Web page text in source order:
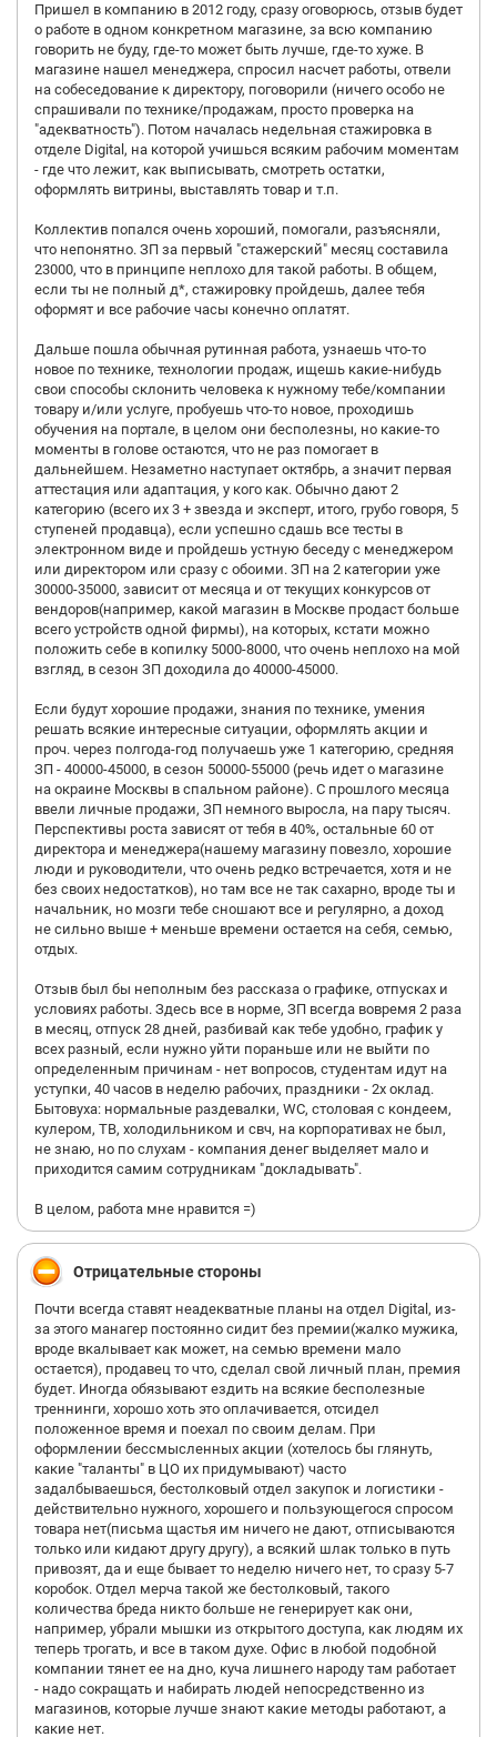
Пришел в компанию в 2012 году, сразу оговорюсь, отзыв будет
о работе в одном конкретном магазине, за всю компанию
говорить не буду, где-то может быть лучше, где-то хуже. В
магазине нашел менеджера, спросил насчет работы, отвели
на собеседование к директору, поговорили (ничего особо не
спрашивали по технике/продажам, просто проверка на
"адекватность"). Потом началась недельная стажировка в
отделе Digital, на которой учишься всяким рабочим моментам
- где что лежит, как выписывать, смотреть остатки,
оформлять витрины, выставлять товар и т.п.
Коллектив попался очень хороший, помогали, разъясняли,
что непонятно. ЗП за первый "стажерский" месяц составила
23000, что в принципе неплохо для такой работы. В общем,
если ты не полный д*, стажировку пройдешь, далее тебя
оформят и все рабочие часы конечно оплатят.
Дальше пошла обычная рутинная работа, узнаешь что-то
новое по технике, технологии продаж, ищешь какие-нибудь
свои способы склонить человека к нужному тебе/компании
товару и/или услуге, пробуешь что-то новое, проходишь
обучения на портале, в целом они бесполезны, но какие-то
моменты в голове остаются, что не раз помогает в
дальнейшем. Незаметно наступает октябрь, а значит первая
аттестация или адаптация, у кого как. Обычно дают 2
категорию (всего их 3 + звезда и эксперт, итого, грубо говоря, 5
ступеней продавца), если успешно сдашь все тесты в
электронном виде и пройдешь устную беседу с менеджером
или директором или сразу с обоими. ЗП на 2 категории уже
30000-35000, зависит от месяца и от текущих конкурсов от
вендоров(например, какой магазин в Москве продаст больше
всего устройств одной фирмы), на которых, кстати можно
положить себе в копилку 5000-8000, что очень неплохо на мой
взгляд, в сезон ЗП доходила до 40000-45000.
Если будут хорошие продажи, знания по технике, умения
решать всякие интересные ситуации, оформлять акции и
проч. через полгода-год получаешь уже 1 категорию, средняя
ЗП - 40000-45000, в сезон 50000-55000 (речь идет о магазине
на окраине Москвы в спальном районе). С прошлого месяца
ввели личные продажи, ЗП немного выросла, на пару тысяч.
Перспективы роста зависят от тебя в 40%, остальные 60 от
директора и менеджера(нашему магазину повезло, хорошие
люди и руководители, что очень редко встречается, хотя и не
без своих недостатков), но там все не так сахарно, вроде ты и
начальник, но мозги тебе сношают все и регулярно, а доход
не сильно выше + меньше времени остается на себя, семью,
отдых.
Отзыв был бы неполным без рассказа о графике, отпусках и
условиях работы. Здесь все в норме, ЗП всегда вовремя 2 раза
в месяц, отпуск 28 дней, разбивай как тебе удобно, график у
всех разный, если нужно уйти пораньше или не выйти по
определенным причинам - нет вопросов, студентам идут на
уступки, 40 часов в неделю рабочих, праздники - 2х оклад.
Бытовуха: нормальные раздевалки, WC, столовая с кондеем,
кулером, ТВ, холодильником и свч, на корпоративах не был,
не знаю, но по слухам - компания денег выделяет мало и
приходится самим сотрудникам "докладывать".
В целом, работа мне нравится =)
Отрицательные стороны
Почти всегда ставят неадекватные планы на отдел Digital, из-
за этого манагер постоянно сидит без премии(жалко мужика,
вроде вкалывает как может, на семью времени мало
остается), продавец то что, сделал свой личный план, премия
будет. Иногда обязывают ездить на всякие бесполезные
треннинги, хорошо хоть это оплачивается, отсидел
положенное время и поехал по своим делам. При
оформлении бессмысленных акции (хотелось бы глянуть,
какие "таланты" в ЦО их придумывают) часто
задалбываешься, бестолковый отдел закупок и логистики -
действительно нужного, хорошего и пользующегося спросом
товара нет(письма щастья им ничего не дают, отписываются
только или кидают другу другу), а всякий шлак только в путь
привозят, да и еще бывает то неделю ничего нет, то сразу 5-7
коробок. Отдел мерча такой же бестолковый, такого
количества бреда никто больше не генерирует как они,
например, убрали мышки из открытого доступа, как людям их
теперь трогать, и все в таком духе. Офис в любой подобной
компании тянет ее на дно, куча лишнего народу там работает
- надо сокращать и набирать людей непосредственно из
магазинов, которые лучше знают какие методы работают, а
какие нет.